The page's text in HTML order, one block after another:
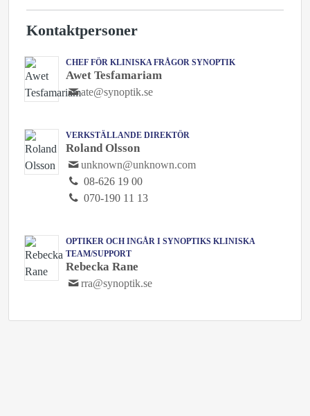
Kontaktpersoner
CHEF FÖR KLINISKA FRÅGOR SYNOPTIK
Awet Tesfamariam
ate@synoptik.se
VERKSTÄLLANDE DIREKTÖR
Roland Olsson
unknown@unknown.com
08-626 19 00
070-190 11 13
OPTIKER OCH INGÅR I SYNOPTIKS KLINISKA
TEAM/SUPPORT
Rebecka Rane
rra@synoptik.se